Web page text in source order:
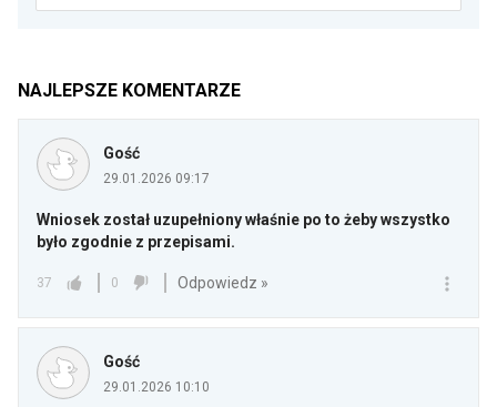
NAJLEPSZE KOMENTARZE
Gość
29.01.2026 09:17
Wniosek został uzupełniony właśnie po to żeby wszystko
było zgodnie z przepisami.
37 0 Odpowiedz »
Gość
29.01.2026 10:10